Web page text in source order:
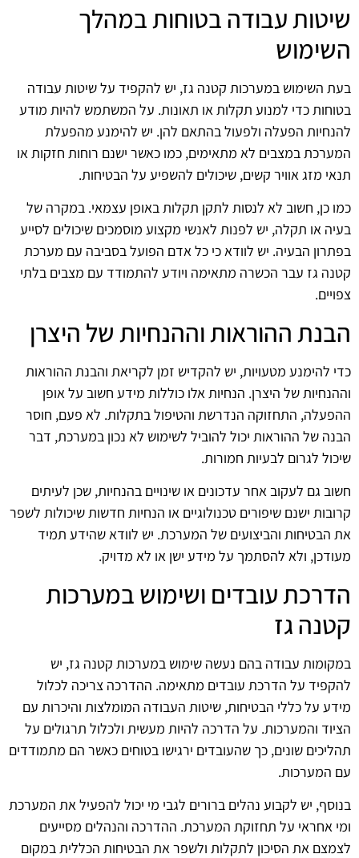
שיטות עבודה בטוחות במהלך
השימוש
בעת השימוש במערכות קטנה גז, יש להקפיד על שיטות עבודה
בטוחות כדי למנוע תקלות או תאונות. על המשתמש להיות מודע
להנחיות הפעלה ולפעול בהתאם להן. יש להימנע מהפעלת
המערכת במצבים לא מתאימים, כמו כאשר ישנם רוחות חזקות או
תנאי מזג אוויר קשים, שיכולים להשפיע על הבטיחות.
כמו כן, חשוב לא לנסות לתקן תקלות באופן עצמאי. במקרה של
בעיה או תקלה, יש לפנות לאנשי מקצוע מוסמכים שיכולים לסייע
בפתרון הבעיה. יש לוודא כי כל אדם הפועל בסביבה עם מערכת
קטנה גז עבר הכשרה מתאימה ויודע להתמודד עם מצבים בלתי
צפויים.
הבנת ההוראות וההנחיות של היצרן
כדי להימנע מטעויות, יש להקדיש זמן לקריאת והבנת ההוראות
וההנחיות של היצרן. הנחיות אלו כוללות מידע חשוב על אופן
ההפעלה, התחזוקה הנדרשת והטיפול בתקלות. לא פעם, חוסר
הבנה של ההוראות יכול להוביל לשימוש לא נכון במערכת, דבר
שיכול לגרום לבעיות חמורות.
חשוב גם לעקוב אחר עדכונים או שינויים בהנחיות, שכן לעיתים
קרובות ישנם שיפורים טכנולוגיים או הנחיות חדשות שיכולות לשפר
את הבטיחות והביצועים של המערכת. יש לוודא שהידע תמיד
מעודכן, ולא להסתמך על מידע ישן או לא מדויק.
הדרכת עובדים ושימוש במערכות
קטנה גז
במקומות עבודה בהם נעשה שימוש במערכות קטנה גז, יש
להקפיד על הדרכת עובדים מתאימה. ההדרכה צריכה לכלול
מידע על כללי הבטיחות, שיטות העבודה המומלצות והיכרות עם
הציוד והמערכות. על הדרכה להיות מעשית ולכלול תרגולים על
תהליכים שונים, כך שהעובדים ירגישו בטוחים כאשר הם מתמודדים
עם המערכות.
בנוסף, יש לקבוע נהלים ברורים לגבי מי יכול להפעיל את המערכת
ומי אחראי על תחזוקת המערכת. ההדרכה והנהלים מסייעים
לצמצם את הסיכון לתקלות ולשפר את הבטיחות הכללית במקום